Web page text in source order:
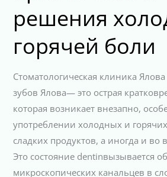
решения
горячей боли
Стоматологическая клиника
зубов Ялова— это острая
которая возникает внезапно,
употреблении холодных и
сладких продуктов, а иногда и во
Это состояние dentinвызывается
микроскопических канальцев в